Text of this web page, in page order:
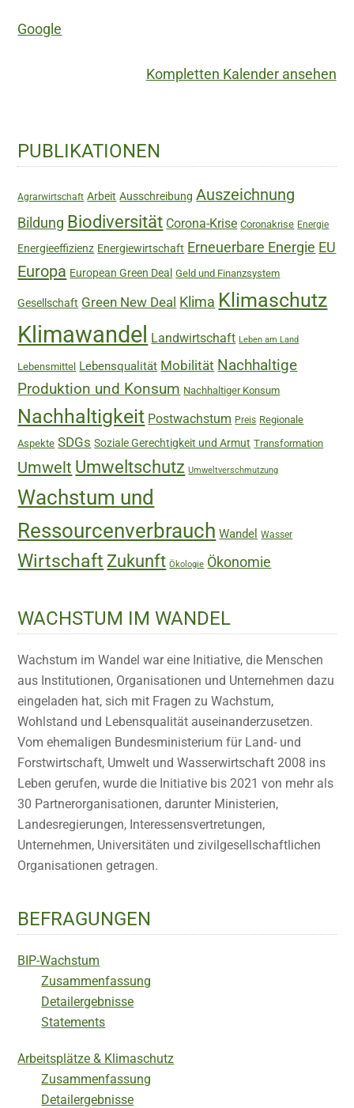
Google
Kompletten Kalender ansehen
Haupt-
Sidebar
PUBLIKATIONEN
Agrarwirtschaft Arbeit Ausschreibung Auszeichnung
Bildung Biodiversität Corona-Krise Coronakrise Energie
Energieeffizienz Energiewirtschaft Erneuerbare Energie EU
Europa European Green Deal Geld und Finanzsystem
Gesellschaft Green New Deal Klima Klimaschutz
Klimawandel Landwirtschaft Leben am Land
Lebensmittel Lebensqualität Mobilität Nachhaltige
Produktion und Konsum Nachhaltiger Konsum
Nachhaltigkeit Postwachstum Preis Regionale
Aspekte SDGs Soziale Gerechtigkeit und Armut Transformation
Umwelt Umweltschutz Umweltverschmutzung
Wachstum und
Ressourcenverbrauch Wandel Wasser
Wirtschaft Zukunft Ökologie Ökonomie
WACHSTUM IM WANDEL
Wachstum im Wandel war eine Initiative, die Menschen
aus Institutionen, Organisationen und Unternehmen dazu
eingeladen hat, sich mit Fragen zu Wachstum,
Wohlstand und Lebensqualität auseinanderzusetzen.
Vom ehemaligen Bundesministerium für Land- und
Forstwirtschaft, Umwelt und Wasserwirtschaft 2008 ins
Leben gerufen, wurde die Initiative bis 2021 von mehr als
30 Partnerorganisationen, darunter Ministerien,
Landesregierungen, Interessensvertretungen,
Unternehmen, Universitäten und zivilgesellschaftlichen
Organisationen getragen.
BEFRAGUNGEN
BIP-Wachstum
Zusammenfassung
Detailergebnisse
Statements
Arbeitsplätze & Klimaschutz
Zusammenfassung
Detailergebnisse